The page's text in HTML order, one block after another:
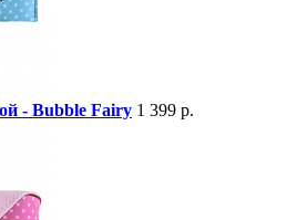
- Bubble Fairy 1 399 р.